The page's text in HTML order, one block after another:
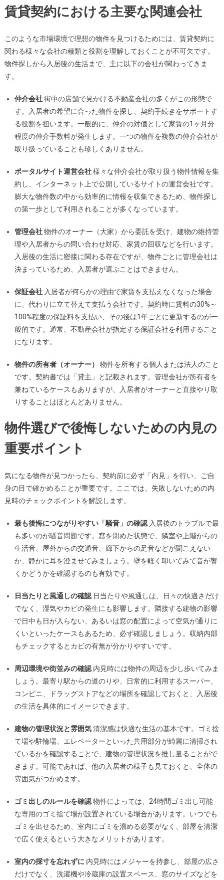
賃貸契約における主要な関連会社
このような市場環境で理想の物件を見つけるためには、賃貸契約に
関わる様々な会社の種類と役割を理解しておくことが不可欠です。
物件探しから入居後の生活まで、主に以下の会社が関わってきま
す。
仲介会社街中の店舗で見かける不動産会社の多くがこの形態で
す。入居者の希望に合った物件を探し、契約手続きをサポートす
る役割を担います。一般的に、仲介の対価として家賃の1ヶ月分
程度の仲介手数料が発生します。一つの物件を複数の仲介会社が
取り扱っていることも珍しくありません。
ポータルサイト運営会社様々な仲介会社が取り扱う物件情報を集
約し、インターネット上で公開しているサイトの運営会社です。
膨大な物件数の中から効率的に情報を収集できるため、物件探し
の第一歩として利用されることが多くなっています。
管理会社物件のオーナー（大家）から委託を受け、建物の維持管
理や入居者からの問い合わせ対応、家賃の回収などを行います。
入居後の生活に密接に関わる存在ですが、物件ごとに管理会社は
決まっているため、入居者が選ぶことはできません。
保証会社入居者が何らかの理由で家賃を支払えなくなった場合
に、代わりに立て替えて支払う会社です。契約時に賃料の30%～
100%程度の保証料を支払い、その後は1年ごとに更新するのが一
般的です。通常、不動産会社が指定する保証会社を利用すること
になります。
物件の所有者（オーナー）
物件を所有する個人または法人のこと
です。契約書では「貸主」と記載されます。管理会社が所有者を
兼ねているケースもありますが、入居者がオーナーと直接やり取
りすることはほとんどありません。
物件選びで後悔しないための内見の
重要ポイント
気になる物件が見つかったら、契約前に必ず「内見」を行い、ご自
身の目で確かめることが重要です。ここでは、失敗しないための内
見時のチェックポイントを解説します。
最も後悔につながりやすい「騒音」の確認入居後のトラブルで最
も多いのが騒音問題です。窓を閉めた状態で、隣室や上階からの
生活音、屋外からの交通音、廊下からの足音などが聞こえない
か、静かに耳を澄ませてみましょう。壁を軽く叩いてみて音が響
くかどうかを確認するのも有効です。
日当たりと風通しの確認日当たりや風通しは、日々の快適さだけ
でなく、湿気やカビの発生にも影響します。隣接する建物の影響
で日中も日が入らない、あるいは窓の配置によって空気が通りに
くいといったケースもあるため、必ず確認しましょう。収納内部
もチェックするとカビの有無が分かりやすいです。
周辺環境や街並みの確認内見時には物件の周辺を少し歩いてみま
しょう。最寄り駅からの道のりや、日常的に利用するスーパー、
コンビニ、ドラッグストアなどの場所を確認しておくと、入居後
の生活を具体的にイメージできます。
建物の管理状況と雰囲気清潔感は快適な生活の基本です。ゴミ捨
て場や駐輪場、エレベーターといった共用部分が綺麗に清掃され
ているかを確認することで、建物の管理状況を推し量ることがで
きます。可能であれば、他の入居者の様子も見ておくと、全体の
雰囲気がつかめます。
ゴミ出しのルールを確認物件によっては、24時間ゴミ出し可能
な専用のゴミ捨て場が設置されている場合があります。いつでも
ゴミを出せるため、室内にゴミを溜める必要がなく、部屋を清潔
で広く使えるという大きなメリットがあります。
室内の採寸を忘れずに 内見時にはメジャーを持参し、部屋の広さ
だけでなく、洗濯機や冷蔵庫の設置スペース、窓のサイズなどを